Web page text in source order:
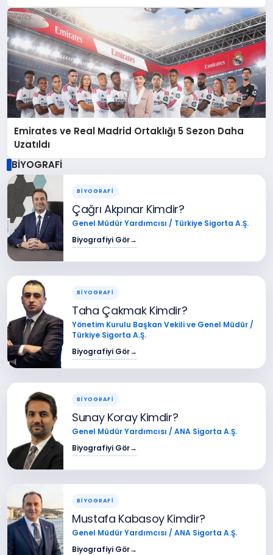
Emirates ve Real Madrid Ortaklığı 5 Sezon Daha
Uzatıldı
BİYOGRAFİ
BİYOGRAFİ
Çağrı Akpınar Kimdir?
Genel Müdür Yardımcısı / Türkiye Sigorta A.Ş.
Biyografiyi Gör→
BİYOGRAFİ
Taha Çakmak Kimdir?
Yönetim Kurulu Başkan Vekili ve Genel Müdür /
Türkiye Sigorta A.Ş.
Biyografiyi Gör→
BİYOGRAFİ
Sunay Koray Kimdir?
Genel Müdür Yardımcısı / ANA Sigorta A.Ş.
Biyografiyi Gör→
BİYOGRAFİ
Mustafa Kabasoy Kimdir?
Genel Müdür Yardımcısı / ANA Sigorta A.Ş.
Biyografiyi Gör→